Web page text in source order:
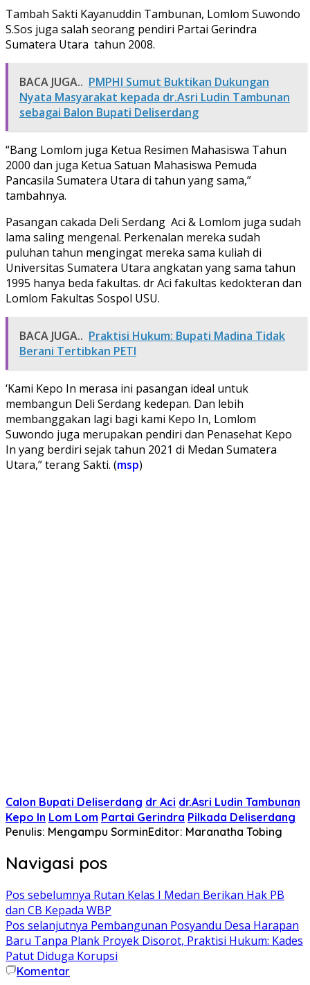
Tambah Sakti Kayanuddin Tambunan, Lomlom Suwondo
S.Sos juga salah seorang pendiri Partai Gerindra
Sumatera Utara tahun 2008.
BACA JUGA.. PMPHI Sumut Buktikan Dukungan
Nyata Masyarakat kepada dr.Asri Ludin Tambunan
sebagai Balon Bupati Deliserdang
“Bang Lomlom juga Ketua Resimen Mahasiswa Tahun
2000 dan juga Ketua Satuan Mahasiswa Pemuda
Pancasila Sumatera Utara di tahun yang sama,”
tambahnya.
Pasangan cakada Deli Serdang Aci & Lomlom juga sudah
lama saling mengenal. Perkenalan mereka sudah
puluhan tahun mengingat mereka sama kuliah di
Universitas Sumatera Utara angkatan yang sama tahun
1995 hanya beda fakultas. dr Aci fakultas kedokteran dan
Lomlom Fakultas Sospol USU.
BACA JUGA.. Praktisi Hukum: Bupati Madina Tidak
Berani Tertibkan PETI
‘Kami Kepo In merasa ini pasangan ideal untuk
membangun Deli Serdang kedepan. Dan lebih
membanggakan lagi bagi kami Kepo In, Lomlom
Suwondo juga merupakan pendiri dan Penasehat Kepo
In yang berdiri sejak tahun 2021 di Medan Sumatera
Utara,” terang Sakti. (msp)
Calon Bupati Deliserdang dr Aci dr.Asri Ludin Tambunan
Kepo In Lom Lom Partai Gerindra Pilkada Deliserdang
Penulis: Mengampu SorminEditor: Maranatha Tobing
Navigasi pos
Pos sebelumnya Rutan Kelas I Medan Berikan Hak PB
dan CB Kepada WBP
Pos selanjutnya Pembangunan Posyandu Desa Harapan
Baru Tanpa Plank Proyek Disorot, Praktisi Hukum: Kades
Patut Diduga Korupsi
Komentar